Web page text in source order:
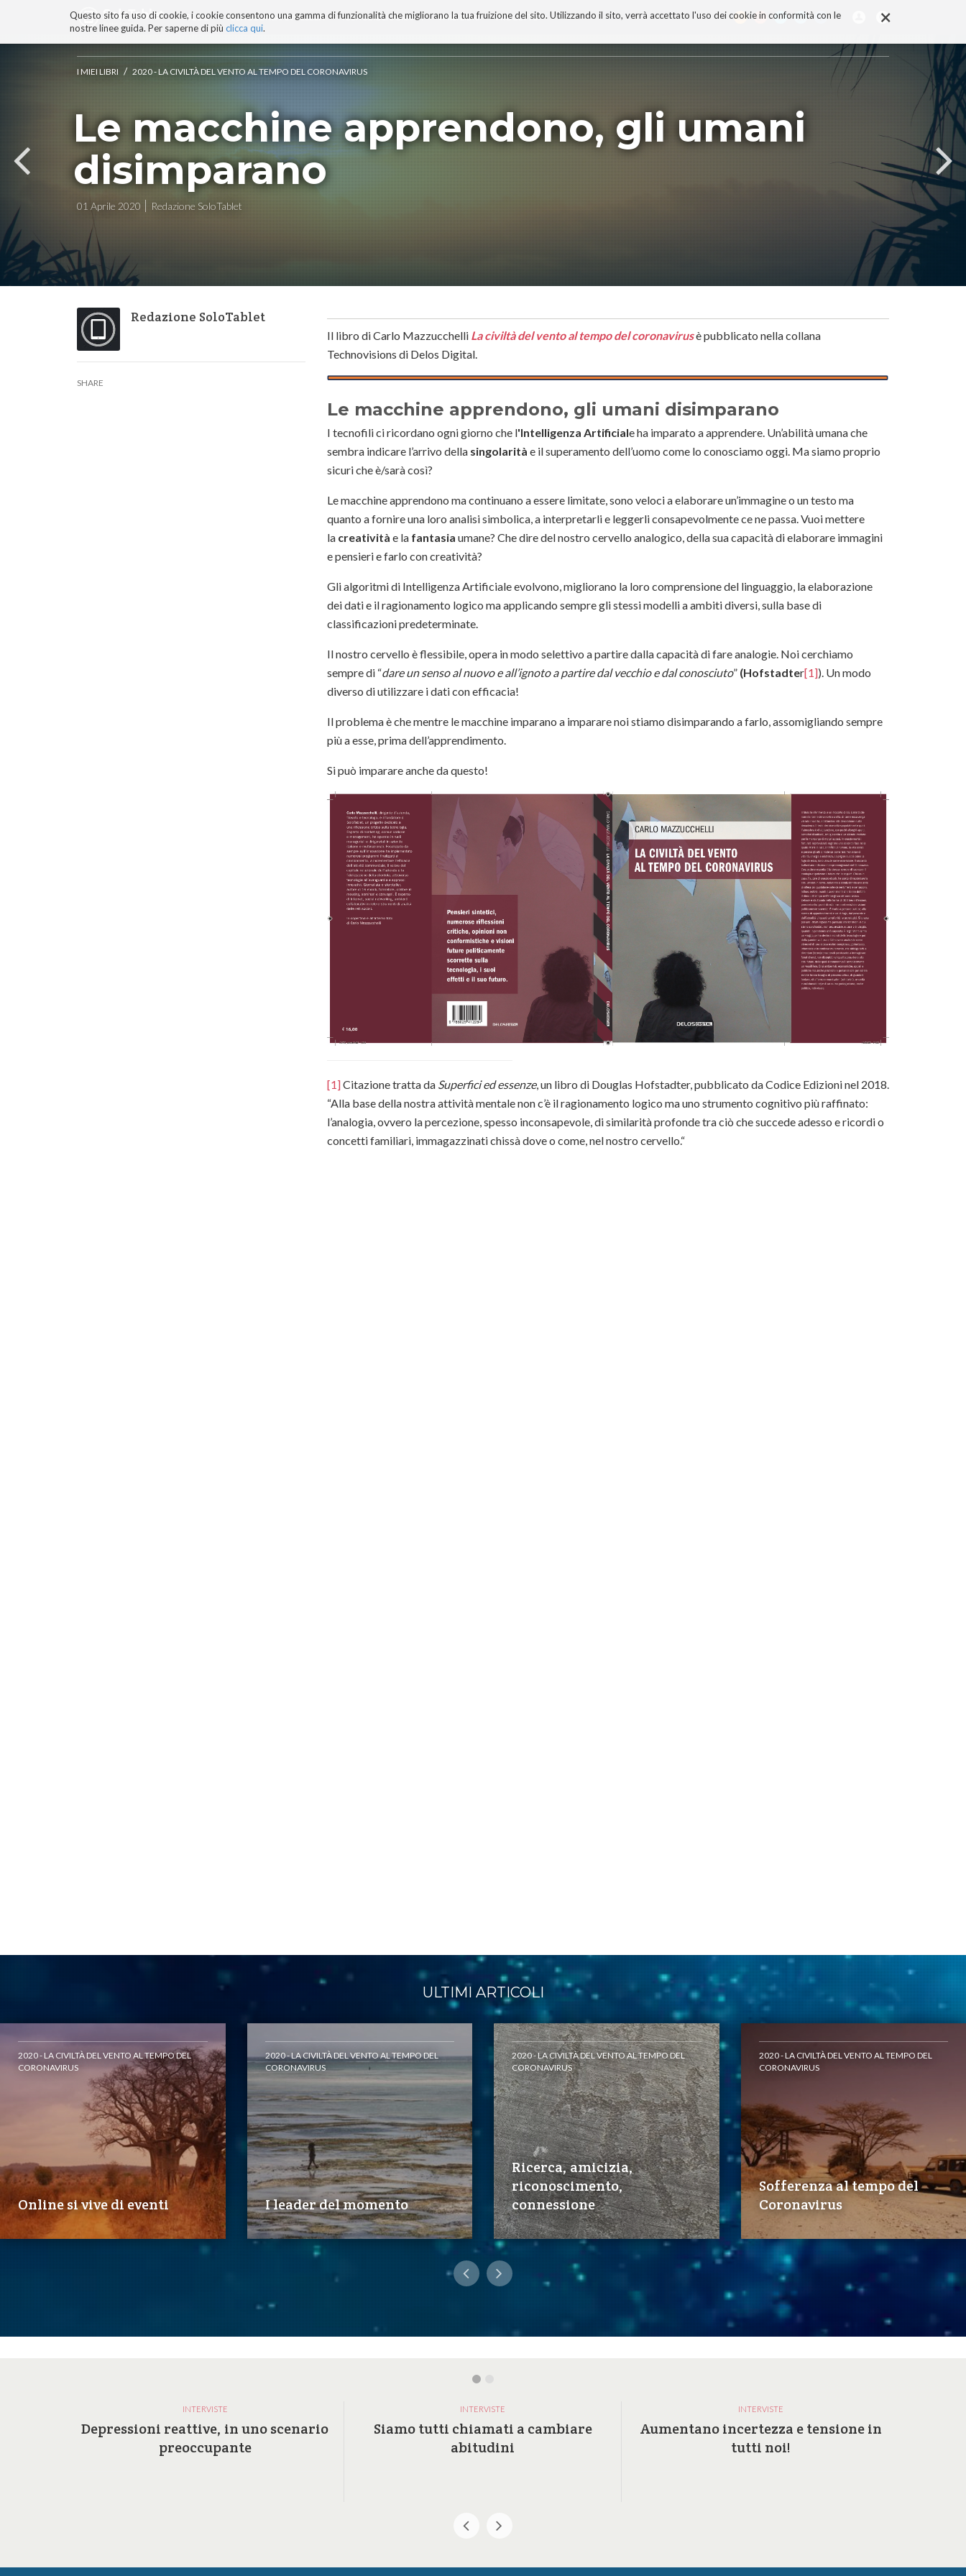
×
Questo sito fa uso di cookie, i cookie consentono una gamma di funzionalità che migliorano la tua fruizione del sito. Utilizzando il sito, verrà accettato l'uso dei cookie in conformità con le
nostre linee guida. Per saperne di più clicca qui.
BLOG TECNOCONSAPEVOLEZZA TECNOBIBLIOGRAFIA I MIEI LIBRI PROGETTO
ai
contenuti.
|
alla
navigazione
I MIEI LIBRI / 2020 - LA CIVILTÀ DEL VENTO AL TEMPO DEL CORONAVIRUS
Le macchine apprendono, gli umani
disimparano
01 Aprile 2020 Redazione SoloTablet
Redazione SoloTablet
SHARE
Il libro di Carlo Mazzucchelli La civiltà del vento al tempo del coronavirusè pubblicato nella collana
Technovisions di Delos Digital.
Le macchine apprendono, gli umani disimparano
I tecnofili ci ricordano ogni giorno che l'Intelligenza Artificiale ha imparato a apprendere. Un’abilità umana che
sembra indicare l’arrivo della singolarità e il superamento dell’uomo come lo conosciamo oggi. Ma siamo proprio
sicuri che è/sarà così?
Le macchine apprendono ma continuano a essere limitate, sono veloci a elaborare un’immagine o un testo ma
quanto a fornire una loro analisi simbolica, a interpretarli e leggerli consapevolmente ce ne passa. Vuoi mettere
la creatività e la fantasia umane? Che dire del nostro cervello analogico, della sua capacità di elaborare immagini
e pensieri e farlo con creatività?
Gli algoritmi di Intelligenza Artificiale evolvono, migliorano la loro comprensione del linguaggio, la elaborazione
dei dati e il ragionamento logico ma applicando sempre gli stessi modelli a ambiti diversi, sulla base di
classificazioni predeterminate.
Il nostro cervello è flessibile, opera in modo selettivo a partire dalla capacità di fare analogie. Noi cerchiamo
sempre di “dare un senso al nuovo e all’ignoto a partire dal vecchio e dal conosciuto” (Hofstadter[1]). Un modo
diverso di utilizzare i dati con efficacia!
Il problema è che mentre le macchine imparano a imparare noi stiamo disimparando a farlo, assomigliando sempre
più a esse, prima dell’apprendimento.
Si può imparare anche da questo!
[1]Citazione tratta da Superfici ed essenze, un libro di Douglas Hofstadter, pubblicato da Codice Edizioni nel 2018.
“Alla base della nostra attività mentale non c’è il ragionamento logico ma uno strumento cognitivo più raffinato:
l’analogia, ovvero la percezione, spesso inconsapevole, di similarità profonde tra ciò che succede adesso e ricordi o
concetti familiari, immagazzinati chissà dove o come, nel nostro cervello.“
ULTIMI ARTICOLI
2020 - LA CIVILTÀ DEL VENTO AL TEMPO DEL
CORONAVIRUS
Online si vive di eventi
2020 - LA CIVILTÀ DEL VENTO AL TEMPO DEL
CORONAVIRUS
I leader del momento
2020 - LA CIVILTÀ DEL VENTO AL TEMPO DEL
CORONAVIRUS
Ricerca, amicizia,
riconoscimento,
connessione
2020 - LA CIVILTÀ DEL VENTO AL TEMPO DEL
CORONAVIRUS
Sofferenza al tempo del
Coronavirus
INTERVISTE
Depressioni reattive, in uno scenario
preoccupante
INTERVISTE
Siamo tutti chiamati a cambiare
abitudini
INTERVISTE
Aumentano incertezza e tensione in
tutti noi!